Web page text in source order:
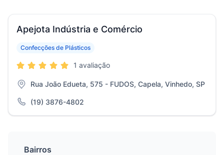
Apejota Indústria e Comércio
Confecções de Plásticos
1 avaliação
Rua João Edueta, 575 - FUDOS, Capela, Vinhedo, SP
(19) 3876-4802
Bairros